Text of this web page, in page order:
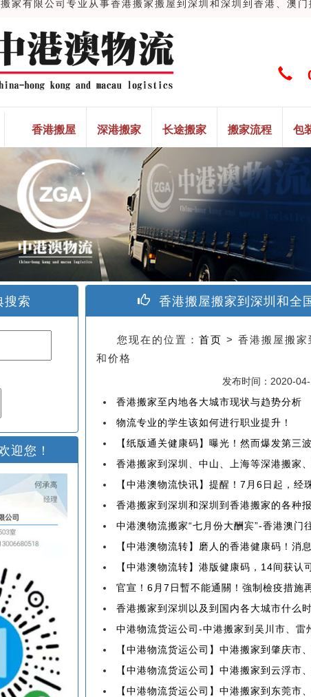
家有限公司专业从事香港搬家搬屋到深圳和深圳到香港、澳
香港搬屋 深港搬家 长途搬家 搬家流程 包
索
迎您！
香港搬屋搬家到深圳和全
您现在的位置： 首页 > 香港搬屋搬家
和价格
发布时间：2020-
香港搬家至内地各大城市现状与趋势分析
物流专业的学生该如何进行职业提升！
【纸版通关健康码】曝光！然而爆发第三
香港搬家到深圳、中山、上海等深港搬家
【中港澳物流快讯】提醒！7月6日起，经
香港搬家到深圳和深圳到香港搬家的各种
中港澳物流搬家“七月份大酬宾”-香港澳
【中港澳物流转】磨人的香港健康码！消
【中港澳物流转】港版健康码，14间获认
官宣！6月7日暫不能通關！強制檢疫措施
香港搬家到深圳以及到国内各大城市什么
中港物流货运公司-中港搬家到吴川市、
【中港物流货运公司】中港搬家到肇庆市
【中港物流货运公司】中港搬家到云浮市
【中港物流货运公司】中港搬家到东莞市